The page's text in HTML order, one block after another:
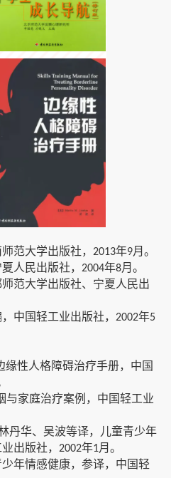
范大学出版社， 2013年9月。
人民出版社， 2004年8月。
范大学出版社、宁夏人民出
中国轻工业出版社， 2002年5
缘性人格障碍治疗手册，中国
与家庭治疗案例，中国轻工业
丹华、吴波等译，儿童青少年
出版社， 2002年1月。
年情感健康，参译，中国轻